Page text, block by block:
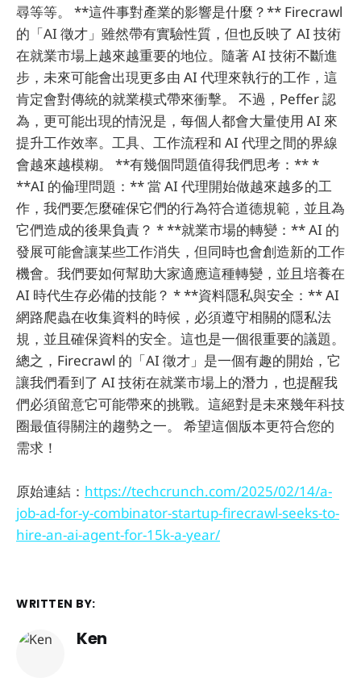
尋等等。 **這件事對產業的影響是什麼？** Firecrawl
的「AI 徵才」雖然帶有實驗性質，但也反映了 AI 技術
在就業市場上越來越重要的地位。隨著 AI 技術不斷進
步，未來可能會出現更多由 AI 代理來執行的工作，這
肯定會對傳統的就業模式帶來衝擊。 不過，Peffer 認
為，更可能出現的情況是，每個人都會大量使用 AI 來
提升工作效率。工具、工作流程和 AI 代理之間的界線
會越來越模糊。 **有幾個問題值得我們思考：** *
**AI 的倫理問題：** 當 AI 代理開始做越來越多的工
作，我們要怎麼確保它們的行為符合道德規範，並且為
它們造成的後果負責？ * **就業市場的轉變：** AI 的
發展可能會讓某些工作消失，但同時也會創造新的工作
機會。我們要如何幫助大家適應這種轉變，並且培養在
AI 時代生存必備的技能？ * **資料隱私與安全：** AI
網路爬蟲在收集資料的時候，必須遵守相關的隱私法
規，並且確保資料的安全。這也是一個很重要的議題。
總之，Firecrawl 的「AI 徵才」是一個有趣的開始，它
讓我們看到了 AI 技術在就業市場上的潛力，也提醒我
們必須留意它可能帶來的挑戰。這絕對是未來幾年科技
圈最值得關注的趨勢之一。 希望這個版本更符合您的
需求！
原始連結： https://techcrunch.com/2025/02/14/a-
job-ad-for-y-combinator-startup-firecrawl-seeks-to-
hire-an-ai-agent-for-15k-a-year/
WRITTEN BY:
Ken